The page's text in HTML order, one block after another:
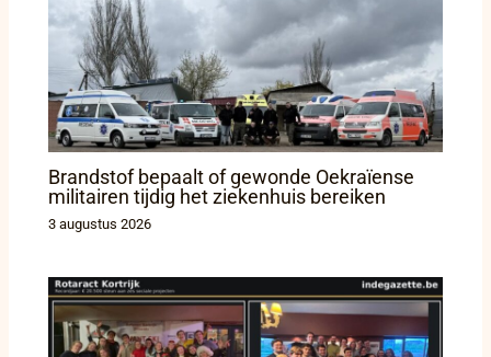
Brandstof bepaalt of gewonde Oekraïense
militairen tijdig het ziekenhuis bereiken
3 augustus 2026